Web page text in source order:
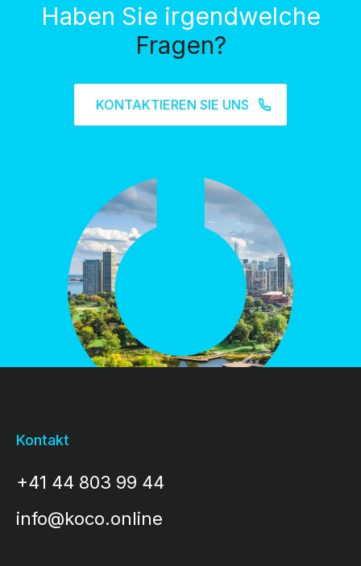
Haben Sie irgendwelche
Fragen?
KONTAKTIEREN SIE UNS
Kontakt
+41 44 803 99 44
info@koco.online